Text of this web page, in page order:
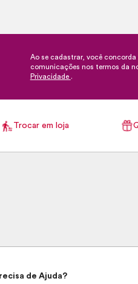
Ao se cadastrar, você concorda
comunicações nos termos da
Privacidade .
Trocar em loja
de Ajuda?